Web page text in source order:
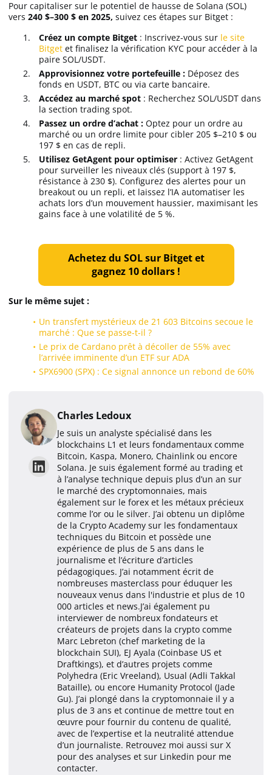
Pour capitaliser sur le potentiel de hausse de Solana (SOL)
vers 240 $–300 $ en 2025, suivez ces étapes sur Bitget :
Créez un compte Bitget : Inscrivez-vous sur le site
Bitget et finalisez la vérification KYC pour accéder à la
paire SOL/USDT.
Approvisionnez votre portefeuille : Déposez des
fonds en USDT, BTC ou via carte bancaire.
Accédez au marché spot : Recherchez SOL/USDT dans
la section trading spot.
Passez un ordre d’achat : Optez pour un ordre au
marché ou un ordre limite pour cibler 205 $–210 $ ou
197 $ en cas de repli.
Utilisez GetAgent pour optimiser : Activez GetAgent
pour surveiller les niveaux clés (support à 197 $,
résistance à 230 $). Configurez des alertes pour un
breakout ou un repli, et laissez l’IA automatiser les
achats lors d’un mouvement haussier, maximisant les
gains face à une volatilité de 5 %.
Achetez du SOL sur Bitget et
gagnez 10 dollars !
Sur le même sujet :
Un transfert mystérieux de 21 603 Bitcoins secoue le
marché : Que se passe-t-il ?
Le prix de Cardano prêt à décoller de 55% avec
l’arrivée imminente d’un ETF sur ADA
SPX6900 (SPX) : Ce signal annonce un rebond de 60%
Charles Ledoux
Je suis un analyste spécialisé dans les
blockchains L1 et leurs fondamentaux comme
Bitcoin, Kaspa, Monero, Chainlink ou encore
Solana. Je suis également formé au trading et
à l’analyse technique depuis plus d’un an sur
le marché des cryptomonnaies, mais
également sur le forex et les métaux précieux
comme l’or ou le silver. J’ai obtenu un diplôme
de la Crypto Academy sur les fondamentaux
techniques du Bitcoin et possède une
expérience de plus de 5 ans dans le
journalisme et l’écriture d’articles
pédagogiques. J’ai notamment écrit de
nombreuses masterclass pour éduquer les
nouveaux venus dans l'industrie et plus de 10
000 articles et news.J’ai également pu
interviewer de nombreux fondateurs et
créateurs de projets dans la crypto comme
Marc Lebreton (chef marketing de la
blockchain SUI), EJ Ayala (Coinbase US et
Draftkings), et d’autres projets comme
Polyhedra (Eric Vreeland), Usual (Adli Takkal
Bataille), ou encore Humanity Protocol (Jade
Gu). J’ai plongé dans la cryptomonnaie il y a
plus de 3 ans et continue de mettre tout en
œuvre pour fournir du contenu de qualité,
avec de l’expertise et la neutralité attendue
d’un journaliste. Retrouvez moi aussi sur X
pour des analyses et sur Linkedin pour me
contacter.